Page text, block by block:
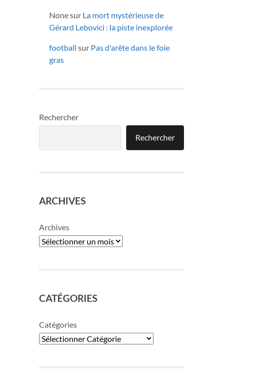
Nonesur La mort mystérieuse de
Gérard Lebovici : la piste inexplorée
football sur Pas d'arête dans le foie
gras
Rechercher
Rechercher
ARCHIVES
Archives
CATÉGORIES
Catégories